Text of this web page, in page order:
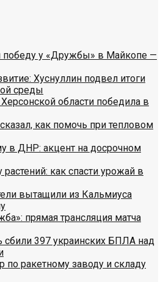
победу у «Дружбы» в Майкопе —
Хуснуллин подвел итоги
среды
области победила в
как помочь при тепловом
в ДНР: акцент на досрочном
растений: как спасти урожай в
вытащили из Кальмиуса
прямая трансляция матча
397 украинских БПЛА над
по ракетному заводу и складу